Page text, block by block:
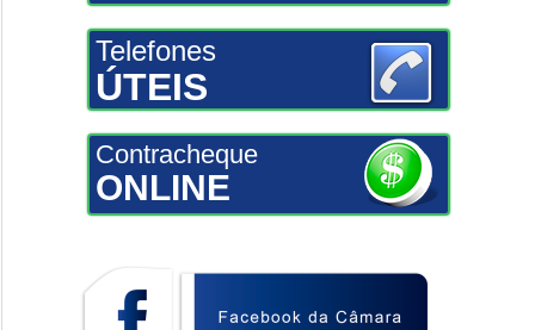
Telefones
ÚTEIS
Contracheque
ONLINE